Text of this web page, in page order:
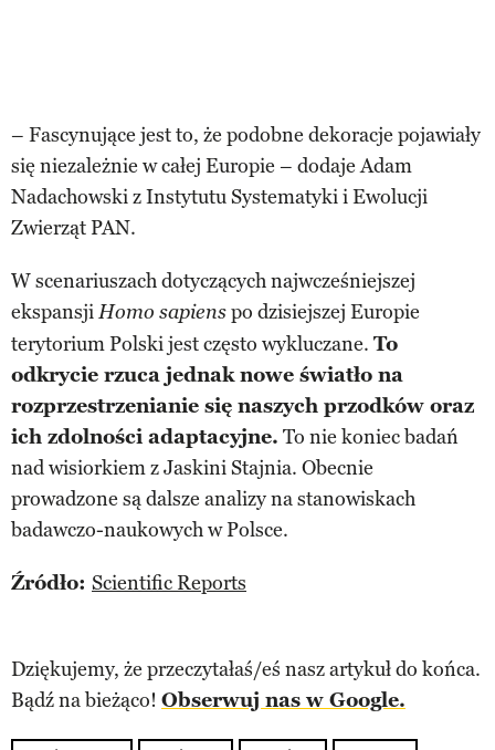
– Fascynujące jest to, że podobne dekoracje pojawiały
się niezależnie w całej Europie – dodaje Adam
Nadachowski z Instytutu Systematyki i Ewolucji
Zwierząt PAN.
W scenariuszach dotyczących najwcześniejszej
ekspansjiHomo sapienspo dzisiejszej Europie
terytorium Polski jest często wykluczane. To
odkrycie rzuca jednak nowe światło na
rozprzestrzenianie się naszych przodków oraz
ich zdolności adaptacyjne. To nie koniec badań
nad wisiorkiem z Jaskini Stajnia. Obecnie
prowadzone są dalsze analizy na stanowiskach
badawczo-naukowych w Polsce.
Źródło: Scientific Reports
Dziękujemy, że przeczytałaś/eś nasz artykuł do końca.
Bądź na bieżąco! Obserwuj nas w Google.